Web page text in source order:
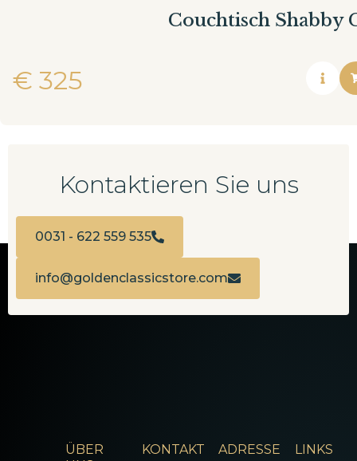
Couchtisch Shabby
€ 325
Kontaktieren Sie uns
0031 - 622 559 535
info@goldenclassicstore.com
ÜBER
KONTAKT
ADRESSE
LINKS